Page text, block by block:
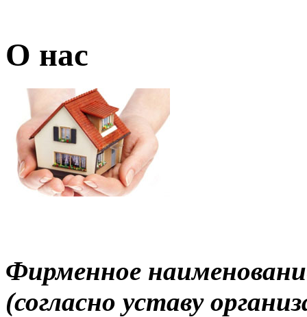
О нас
Фирменное
(согласно уставу